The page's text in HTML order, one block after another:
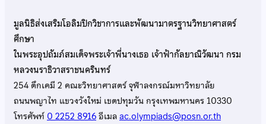
มูลนิธิส่งเสริมโอลิมปิกวิชาการและพัฒนามาตรฐานวิทยาศาสตร์
ศึกษา
ในพระอุปถัมภ์สมเด็จพระเจ้าพี่นางเธอ เจ้าฟ้ากัลยาณิวัฒนา กรม
หลวงนราธิวาสราชนครินทร์
254 ตึกเคมี 2 คณะวิทยาศาสตร์ จุฬาลงกรณ์มหาวิทยาลัย
ถนนพญาไท แขวงวังใหม่ เขตปทุมวัน กรุงเทพมหานคร 10330
โทรศัพท์0 2252 8916อีเมลac.olympiads@posn.or.th